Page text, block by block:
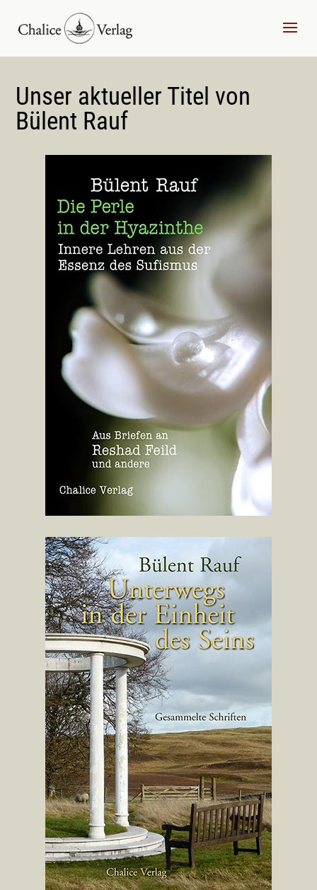
Unser aktueller Titel von
Bülent Rauf